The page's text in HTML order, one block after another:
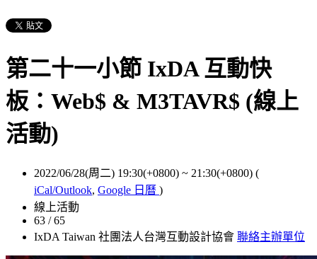
第二十一小節 IxDA 互動快
板：Web$ & M3TAVR$ (線上
活動)
2022/06/28(周二) 19:30(+0800) ~ 21:30(+0800) (
iCal/Outlook, Google 日曆 )
線上活動
63 / 65
IxDA Taiwan 社團法人台灣互動設計協會 聯絡主辦單位